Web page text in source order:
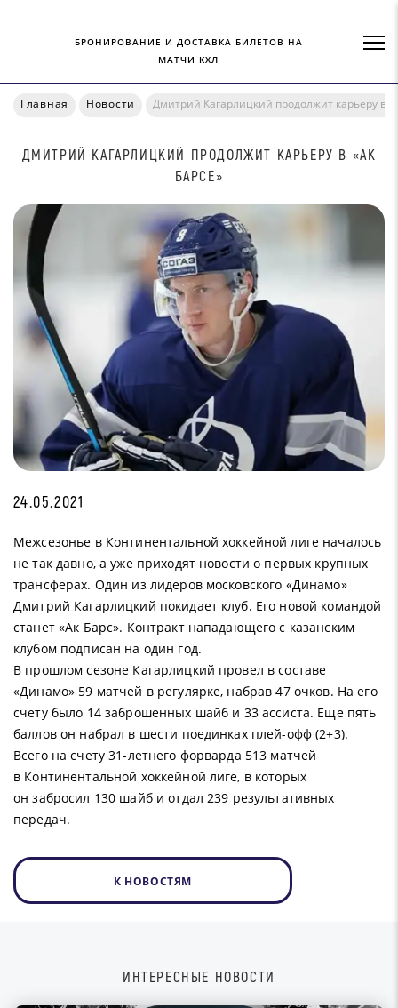
БРОНИРОВАНИЕ И ДОСТАВКА БИЛЕТОВ НА
МАТЧИ КХЛ
Главная Новости Дмитрий Кагарлицкий продолжит карьеру в
ДМИТРИЙ КАГАРЛИЦКИЙ ПРОДОЛЖИТ КАРЬЕРУ В «АК
БАРСЕ»
24.05.2021
Межсезонье в Континентальной хоккейной лиге началось
не так давно, а уже приходят новости о первых крупных
трансферах. Один из лидеров московского «Динамо»
Дмитрий Кагарлицкий покидает клуб. Его новой командой
станет «Ак Барс». Контракт нападающего с казанским
клубом подписан на один год.
В прошлом сезоне Кагарлицкий провел в составе
«Динамо» 59 матчей в регулярке, набрав 47 очков. На его
счету было 14 заброшенных шайб и 33 ассиста. Еще пять
баллов он набрал в шести поединках плей-офф (2+3).
Всего на счету 31-летнего форварда 513 матчей
в Континентальной хоккейной лиге, в которых
он забросил 130 шайб и отдал 239 результативных
передач.
К НОВОСТЯМ
ИНТЕРЕСНЫЕ НОВОСТИ